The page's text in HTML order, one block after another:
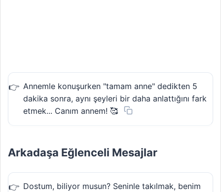
Annemle konuşurken "tamam anne" dedikten 5
dakika sonra, aynı şeyleri bir daha anlattığını fark
etmek... Canım annem! 🥰
Arkadaşa Eğlenceli Mesajlar
Dostum, biliyor musun? Seninle takılmak, benim